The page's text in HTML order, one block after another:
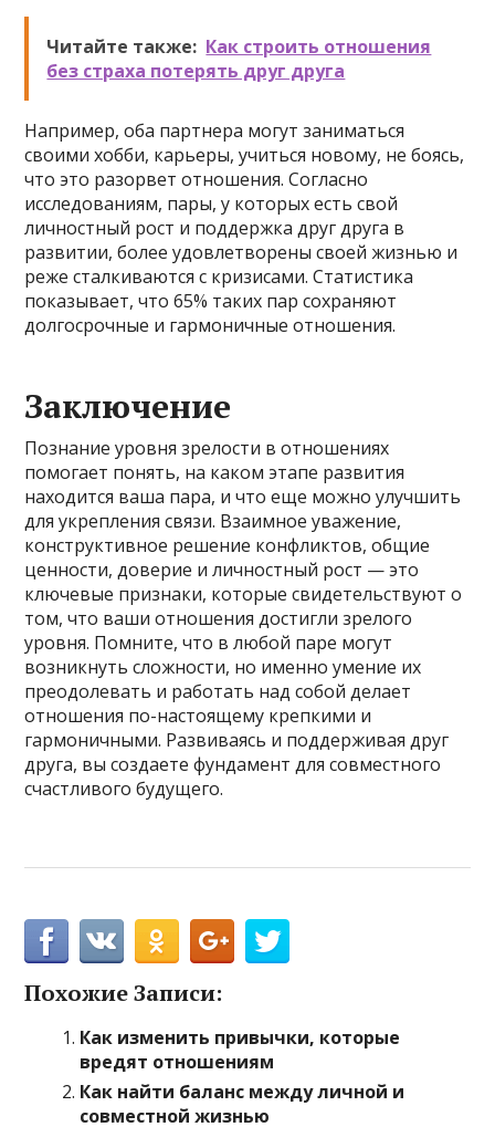
Читайте также: Как строить отношения
без страха потерять друг друга
Например, оба партнера могут заниматься
своими хобби, карьеры, учиться новому, не боясь,
что это разорвет отношения. Согласно
исследованиям, пары, у которых есть свой
личностный рост и поддержка друг друга в
развитии, более удовлетворены своей жизнью и
реже сталкиваются с кризисами. Статистика
показывает, что 65% таких пар сохраняют
долгосрочные и гармоничные отношения.
Заключение
Познание уровня зрелости в отношениях
помогает понять, на каком этапе развития
находится ваша пара, и что еще можно улучшить
для укрепления связи. Взаимное уважение,
конструктивное решение конфликтов, общие
ценности, доверие и личностный рост — это
ключевые признаки, которые свидетельствуют о
том, что ваши отношения достигли зрелого
уровня. Помните, что в любой паре могут
возникнуть сложности, но именно умение их
преодолевать и работать над собой делает
отношения по-настоящему крепкими и
гармоничными. Развиваясь и поддерживая друг
друга, вы создаете фундамент для совместного
счастливого будущего.
Похожие Записи:
Как изменить привычки, которые
вредят отношениям
Как найти баланс между личной и
совместной жизнью